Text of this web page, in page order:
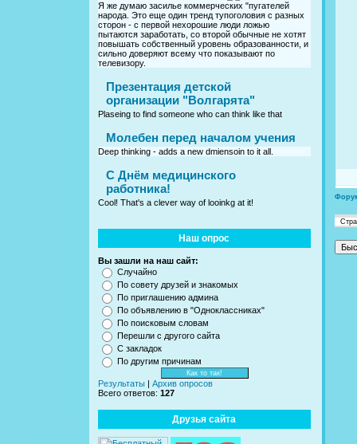
Я же думаю засилье коммерческих "пугателей
народа. Это еще один тренд тупоголовия с разных
сторон - с первой нехорошие люди ложью
пытаются заработать, со второй обычные не хотят
повышать собственный уровень образованности, и
сильно доверяют всему что показывают по
телевизору.
Презентация детской
организации "Волгарята"
Plaseing to find someone who can think like that
Молебен перед началом учения
Deep thinking - adds a new dmiensoin to it all.
C Днём медицинского
работника!
Cool! That's a clever way of looinkg at it!
Наш опрос
Вы зашли на наш сайт:
Случайно
По совету друзей и знакомых
По приглашению админа
По объявлению в "Одноклассниках"
По поисковым словам
Перешли с другого сайта
С закладок
По другим причинам
Результаты
Архив опросов
Всего ответов: 127
Друзья сайта